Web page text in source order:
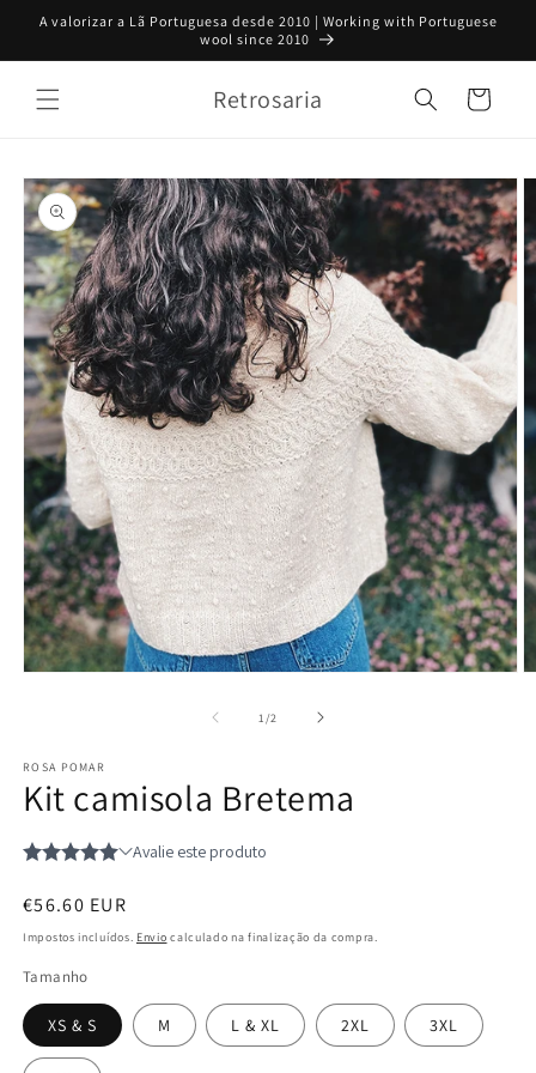
para o
A valorizar a Lã Portuguesa desde 2010 | Working with Portuguese
wool since 2010
Retrosaria Carrinho
a
informação
do produto
modal
1/de2
ROSA POMAR
Kit camisola Bretema
Preço
normal
€56.60 EUR
Impostos incluídos. Envio calculado na finalização da compra.
Tamanho
XS & S M L & XL 2XL 3XL